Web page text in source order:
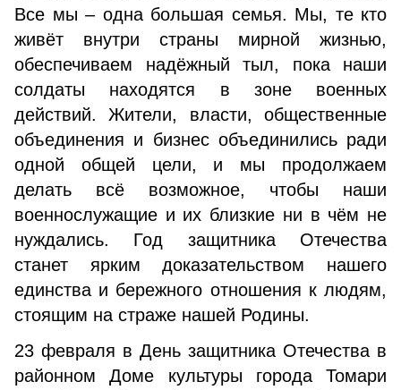
Все мы – одна большая семья. Мы, те кто
живёт внутри страны мирной жизнью,
обеспечиваем надёжный тыл, пока наши
солдаты находятся в зоне военных
действий. Жители, власти, общественные
объединения и бизнес объединились ради
одной общей цели, и мы продолжаем
делать всё возможное, чтобы наши
военнослужащие и их близкие ни в чём не
нуждались. Год защитника Отечества
станет ярким доказательством нашего
единства и бережного отношения к людям,
стоящим на страже нашей Родины.
23 февраля в День защитника Отечества в
районном Доме культуры города Томари